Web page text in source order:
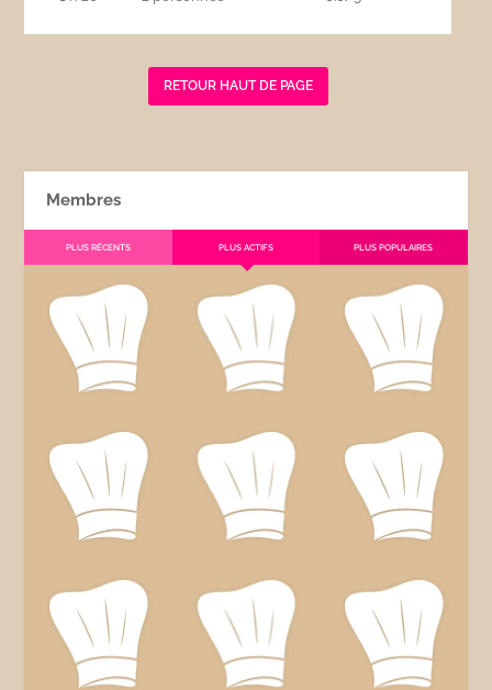
RETOUR HAUT DE PAGE
Membres
PLUS RÉCENTS PLUS ACTIFS PLUS POPULAIRES